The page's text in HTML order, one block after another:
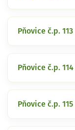
Pňovice č.p. 113
Pňovice č.p. 114
Pňovice č.p. 115